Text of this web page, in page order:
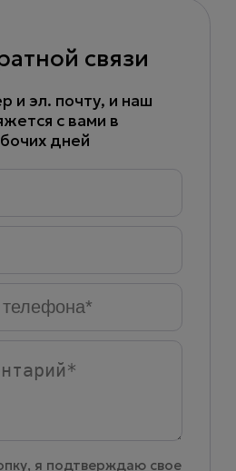
связи
и эл. почту, и наш
с вами в
дней
я подтверждаю свое